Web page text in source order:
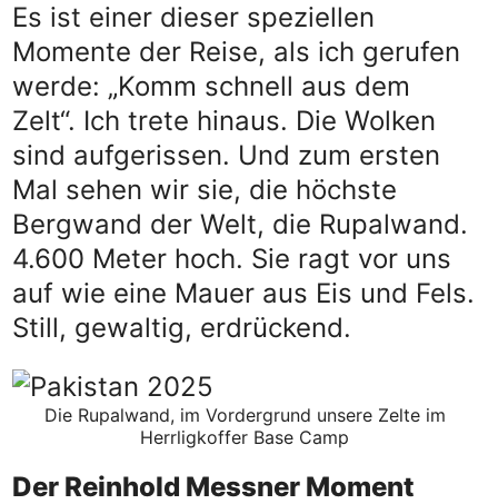
Es ist einer dieser speziellen
Momente der Reise, als ich gerufen
werde: „Komm schnell aus dem
Zelt“. Ich trete hinaus. Die Wolken
sind aufgerissen. Und zum ersten
Mal sehen wir sie, die höchste
Bergwand der Welt, die Rupalwand.
4.600 Meter hoch. Sie ragt vor uns
auf wie eine Mauer aus Eis und Fels.
Still, gewaltig, erdrückend.
Die Rupalwand, im Vordergrund unsere Zelte im
Herrligkoffer Base Camp
Der Reinhold Messner Moment